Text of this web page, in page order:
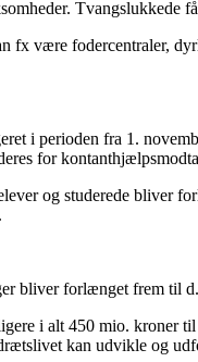
Tvangslukkede
fx være fodercentraler,
i perioden fra 1.
for
og studerede bliver
bliver forlænget frem til
i alt 450 mio. kroner
kan udvikle og